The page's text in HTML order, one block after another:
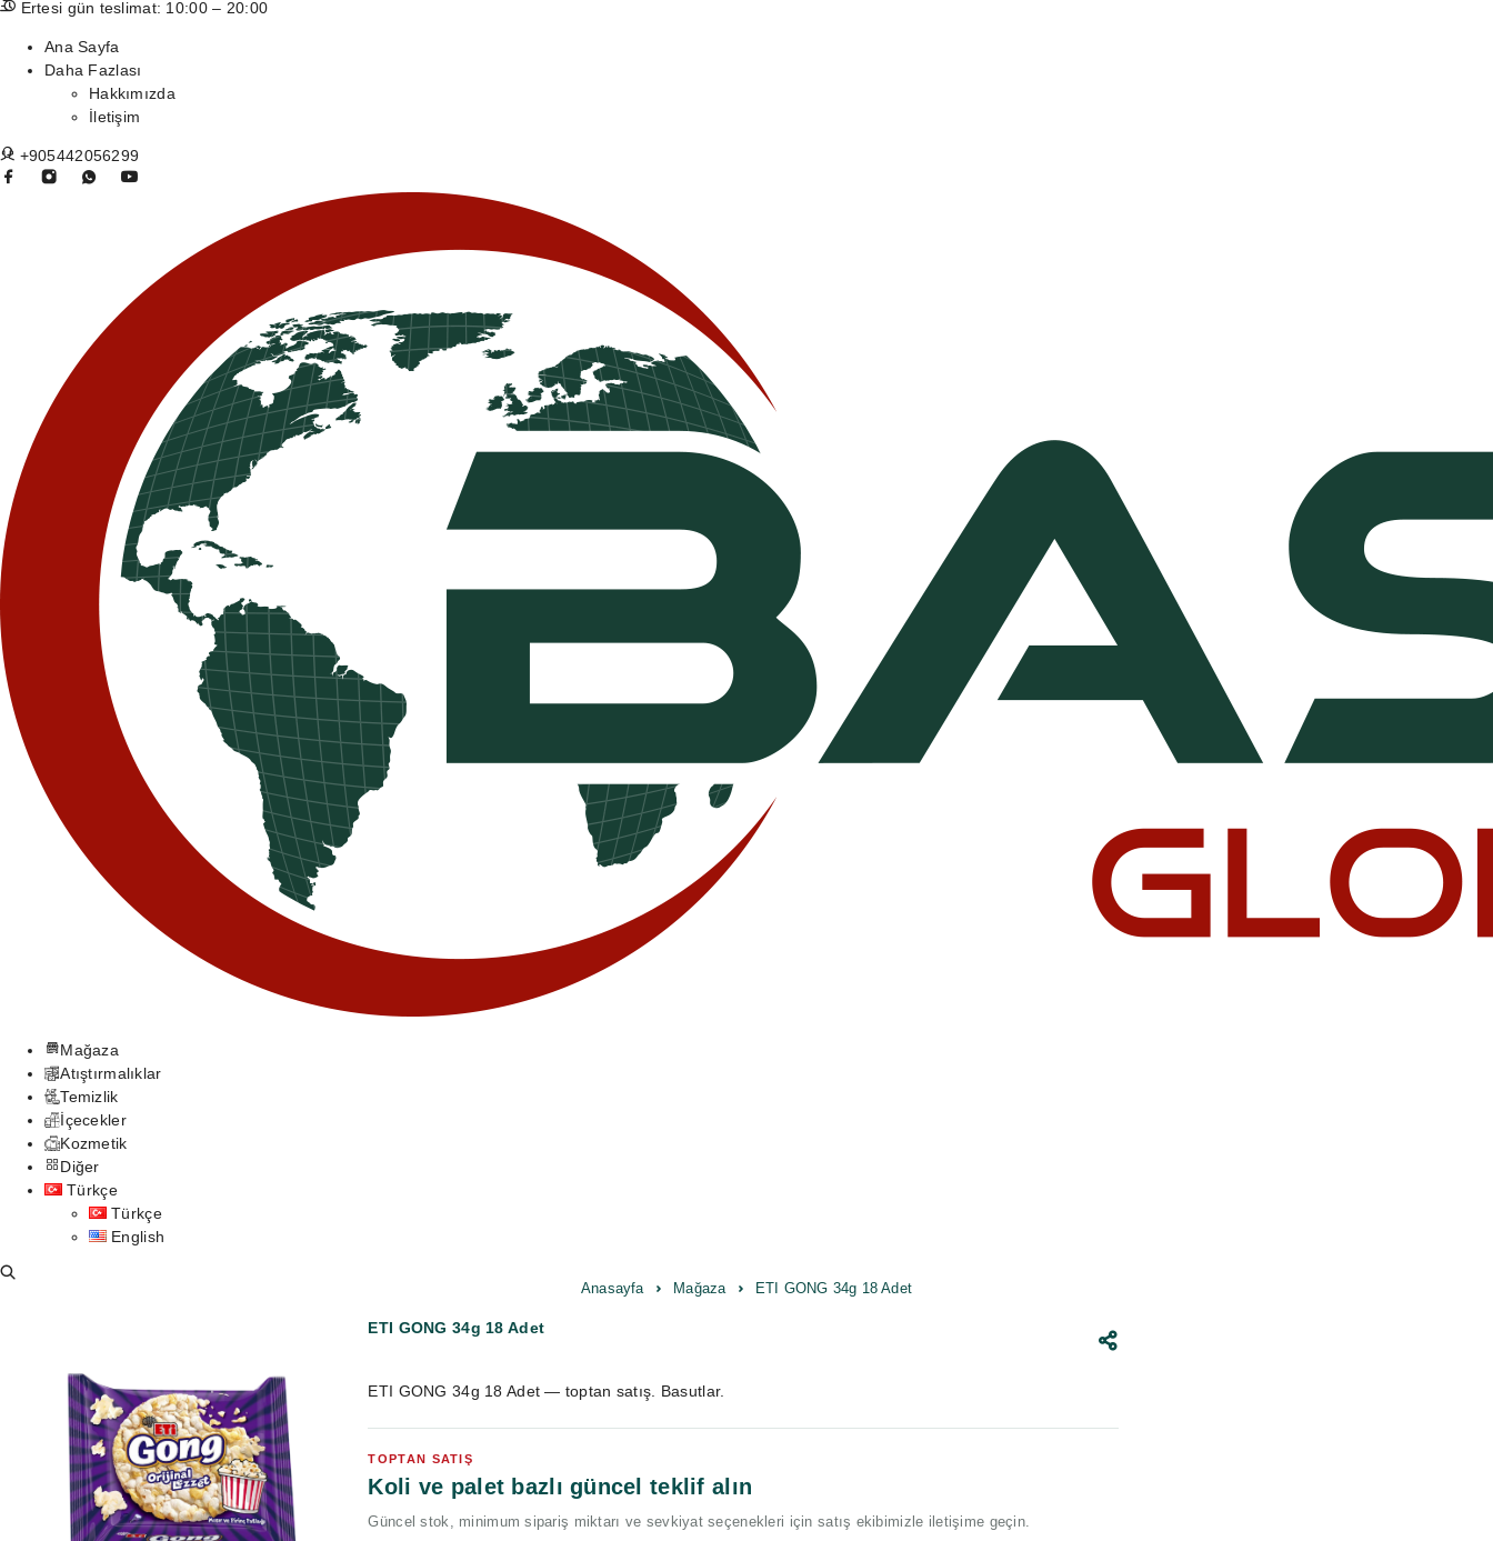
Ertesi gün teslimat: 10:00 – 20:00
Ana Sayfa
Daha Fazlası
Hakkımızda
İletişim
+905442056299
Mağaza
Atıştırmalıklar
Temizlik
İçecekler
Kozmetik
Diğer
Türkçe
Türkçe
English
Anasayfa Mağaza ETI GONG 34g 18 Adet
ETI GONG 34g 18 Adet
ETI GONG 34g 18 Adet — toptan satış. Basutlar.
TOPTAN SATIŞ
Koli ve palet bazlı güncel teklif alın
Güncel stok, minimum sipariş miktarı ve sevkiyat seçenekleri için satış ekibimizle iletişime geçin.